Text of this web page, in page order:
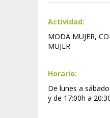
Actividad:
MODA MUJER,
MUJER
Horario:
De lunes a
y de 17:00h a